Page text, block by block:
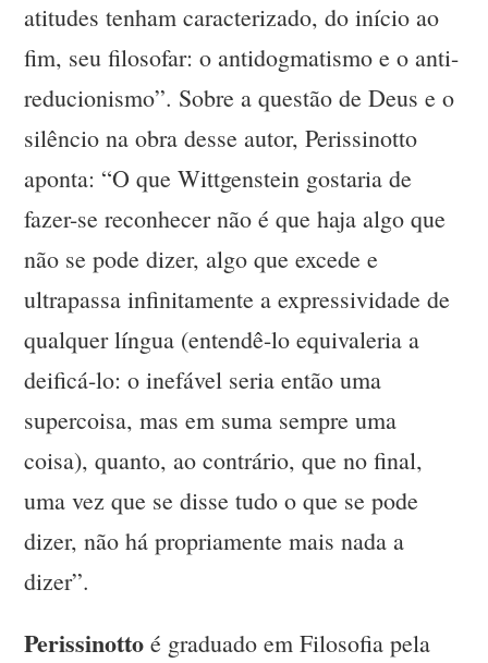
atitudes tenham caracterizado, do início ao
fim, seu filosofar: o antidogmatismo e o anti-
reducionismo”. Sobre a questão de Deus e o
silêncio na obra desse autor, Perissinotto
aponta: “O que Wittgenstein gostaria de
fazer-se reconhecer não é que haja algo que
não se pode dizer, algo que excede e
ultrapassa infinitamente a expressividade de
qualquer língua (entendê-lo equivaleria a
deificá-lo: o inefável seria então uma
supercoisa, mas em suma sempre uma
coisa), quanto, ao contrário, que no final,
uma vez que se disse tudo o que se pode
dizer, não há propriamente mais nada a
dizer”.
Perissinotto é graduado em Filosofia pela